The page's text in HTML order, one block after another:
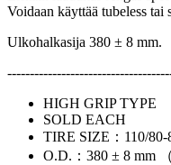
Voidaan käyttää tubeless tai
Ulkohalkasija 380 ± 8 mm.
HIGH GRIP TYPE
SOLD EACH
TIRE SIZE：110/80-
O.D.：380 ± 8 mm